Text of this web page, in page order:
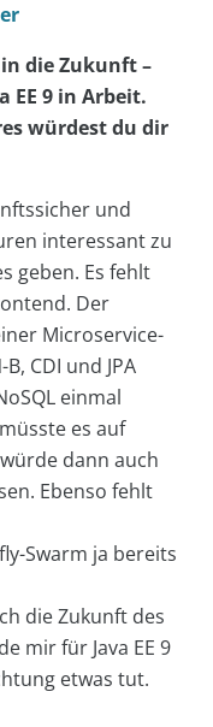
die Zukunft –
EE 9 in Arbeit.
würdest du dir
und
interessant zu
geben. Es fehlt
Der
Microservice-
CDI und JPA
einmal
es auf
dann auch
Ebenso fehlt
Swarm ja bereits
die Zukunft des
mir für Java EE 9
etwas tut.